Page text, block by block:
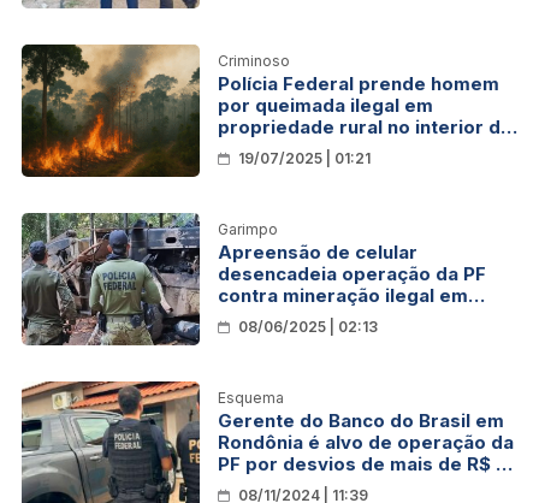
Criminoso
Polícia Federal prende homem
por queimada ilegal em
propriedade rural no interior de
Rondônia
19/07/2025 | 01:21
Garimpo
Apreensão de celular
desencadeia operação da PF
contra mineração ilegal em
terra indígena de Rondônia
08/06/2025 | 02:13
Esquema
Gerente do Banco do Brasil em
Rondônia é alvo de operação da
PF por desvios de mais de R$ 11
milhões
08/11/2024 | 11:39